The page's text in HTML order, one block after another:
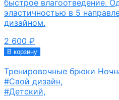
быстрое влагоотведение.
эластичностью в 5
дизайном.
2 600 ₽
В корзину
Тренировочные брюки
#Свой дизайн,
#Детский,